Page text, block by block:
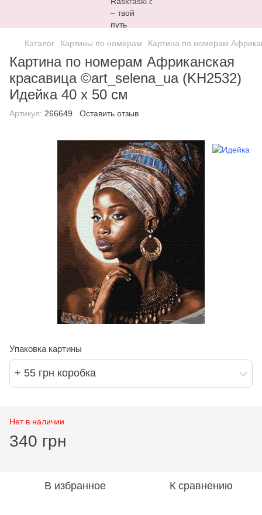
Каталог Картины по номерам Картина по номерам
Картина по номерам Африканская
красавица ©art_selena_ua (KH2532)
Идейка 40 х 50 см
Артикул: 266649 Оставить отзыв
Упаковка картины
+ 55 грн коробка
Нет в наличии
340 грн
В избранное К сравнению